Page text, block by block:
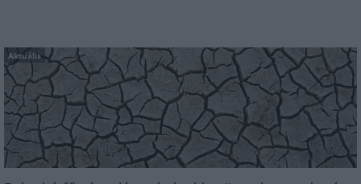
Aktuális